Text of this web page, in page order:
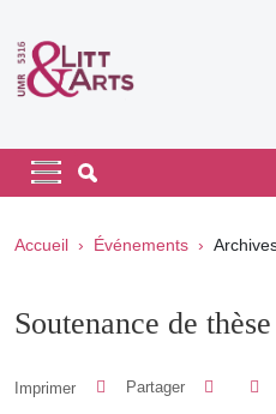
Navigation principale
Navigation
Fil d'Ariane
Accueil Événements
Soutenance de
Imprimer Partager